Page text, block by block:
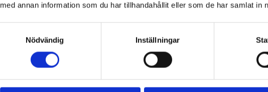
med annan information som du har tillhandahållit eller som de har samlat in
Nödvändig
Inställningar